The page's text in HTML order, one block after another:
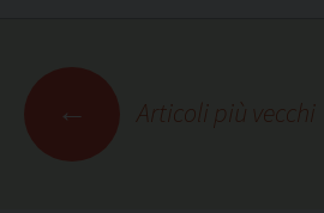
Navigazione
articoli
← Articoli più vecchi